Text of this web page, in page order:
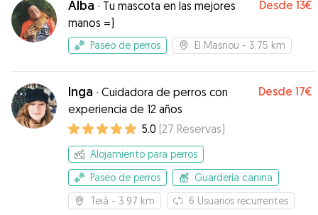
Alba · Tu mascota en las mejores
manos =)
Desde 13€
Paseo de perros El Masnou - 3.75 km
Inga · Cuidadora de perros con
experiencia de 12 años
Desde 17€
5.0 (27 Reservas)
Alojamiento para perros
Paseo de perros
Guardería canina
Teià - 3.97 km 6 Usuarios recurrentes